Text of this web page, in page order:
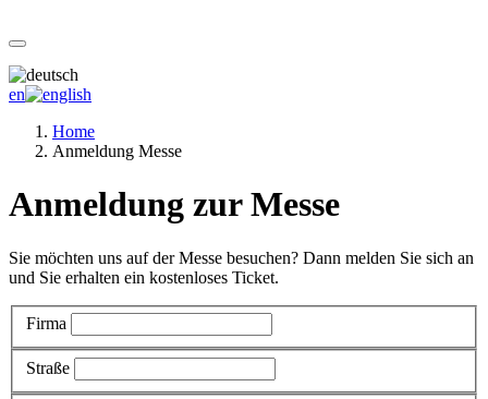
en
Home
Anmeldung Messe
Anmeldung zur Messe
Sie möchten uns auf der Messe besuchen? Dann melden Sie sich an
und Sie erhalten ein kostenloses Ticket.
Firma
Straße